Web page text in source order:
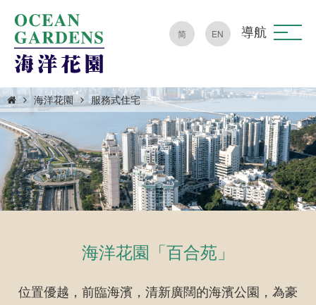
简 EN 導航
海洋花園 服務式住宅
海洋花園「百合苑」
位置優越，前臨海濱，清新廣闊的海濱公園，為豪